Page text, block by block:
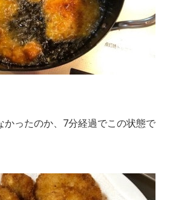
かったのか、7分経過でこの状態で